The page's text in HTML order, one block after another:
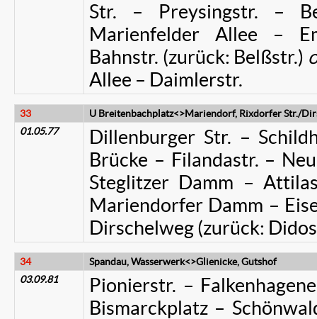
Str. – Preysingstr. –
Marienfelder Allee –
Bahnstr. (zurück: Belßstr.)
Allee – Daimlerstr.
33
U Breitenbachplatz<>Mariendorf, Rixdorfer Str./
01.05.77
Dillenburger Str. –
Brücke – Filandastr. –
Steglitzer Damm –
Mariendorfer Damm –
Dirschelweg (zurück:
34
Spandau, Wasserwerk<>Glienicke, Gutshof
03.09.81
Pionierstr. –
Bismarckplatz –